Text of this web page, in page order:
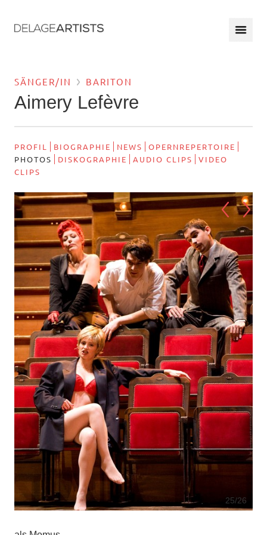
SÄNGER/IN BARITON
Aimery Lefèvre
PROFIL BIOGRAPHIE NEWS
OPERNREPERTOIRE
PHOTOS
DISKOGRAPHIE AUDIO CLIPS
VIDEO
CLIPS
25/26